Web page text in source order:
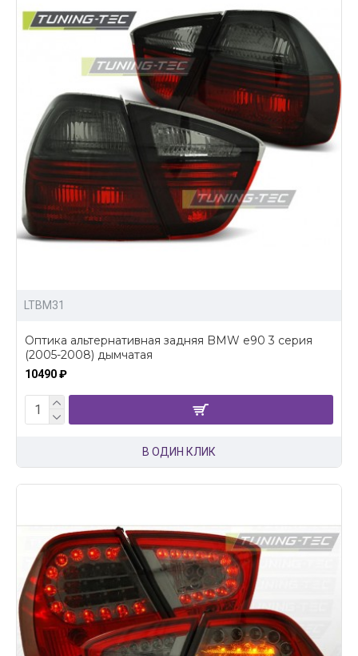
LTBM31
Оптика альтернативная задняя BMW e90 3 серия
(2005-2008) дымчатая
10490 ₽
В ОДИН КЛИК